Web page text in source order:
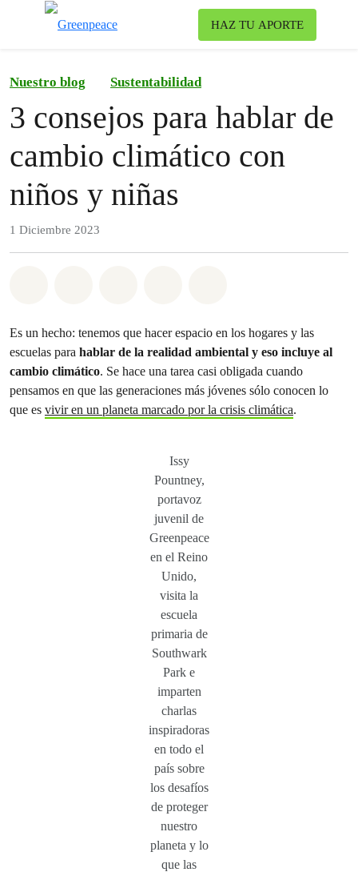
HAZ TU APORTE
Nuestro blog Sustentabilidad
3 consejos para hablar de
cambio climático con
niños y niñas
1 Diciembre 2023
Es un hecho: tenemos que hacer espacio en los hogares y las
escuelas para hablar de la realidad ambiental y eso incluye al
cambio climático. Se hace una tarea casi obligada cuando
pensamos en que las generaciones más jóvenes sólo conocen lo
que es vivir en un planeta marcado por la crisis climática.
Issy
Pountney,
portavoz
juvenil de
Greenpeace
en el Reino
Unido,
visita la
escuela
primaria de
Southwark
Park e
imparten
charlas
inspiradoras
en todo el
país sobre
los desafíos
de proteger
nuestro
planeta y lo
que las